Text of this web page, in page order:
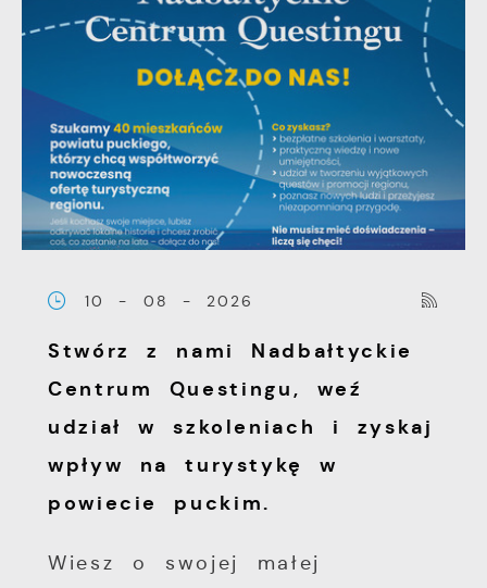
10 - 08 - 2026
Stwórz z nami Nadbałtyckie
Centrum Questingu, weź
udział w szkoleniach i zyskaj
wpływ na turystykę w
powiecie puckim.
Wiesz o swojej małej